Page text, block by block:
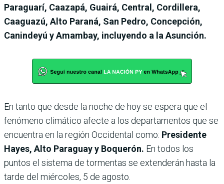
Paraguarí, Caazapá, Guairá, Central, Cordillera,
Caaguazú, Alto Paraná, San Pedro, Concepción,
Canindeyú y Amambay, incluyendo a la Asunción.
En tanto que desde la noche de hoy se espera que el
fenómeno climático afecte a los departamentos que se
encuentra en la región Occidental como: Presidente
Hayes, Alto Paraguay y Boquerón. En todos los
puntos el sistema de tormentas se extenderán hasta la
tarde del miércoles, 5 de agosto.